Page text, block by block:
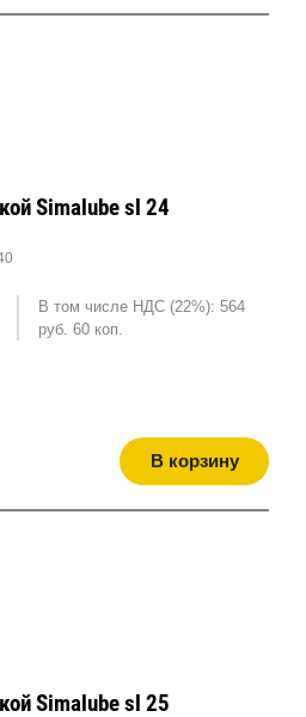
Simalube sl 24
В том числе НДС (22%): 564
руб. 60 коп.
В корзину
Simalube sl 25